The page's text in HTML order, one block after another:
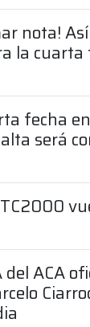
nota!
la cuarta
fecha
será
ACA